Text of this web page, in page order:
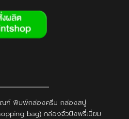
ณฑ์ พิมพ์กล่องครีม กล่องสบู่
bag) กล่องจั่วปังพรี่เมี่ยม